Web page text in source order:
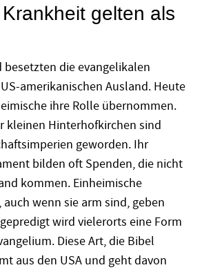
gelten als
besetzten die evangelikalen
amerikanischen Ausland. Heute
ihre Rolle übernommen.
kleinen Hinterhofkirchen sind
geworden. Ihr
bilden oft Spenden, die nicht
kommen. Einheimische
wenn sie arm sind, geben
wird vielerorts eine Form
Diese Art, die Bibel
aus den USA und geht davon